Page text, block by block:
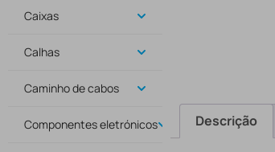
Caixas
Calhas
Caminho de cabos
Componentes eletrónicos Descrição